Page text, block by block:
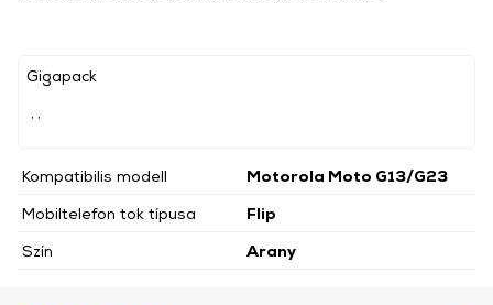
Gigapack
Kompatibilis modell
Motorola Moto G13/G23
Mobiltelefon tok típusa
Flip
Szín
Arany